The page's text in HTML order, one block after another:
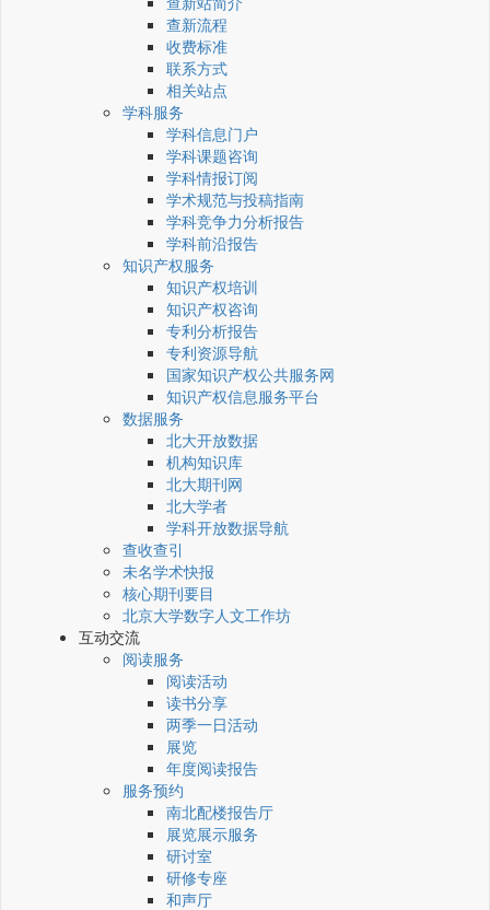
查新流程
收费标准
联系方式
相关站点
学科服务
学科信息门户
学科课题咨询
学科情报订阅
学术规范与投稿指南
学科竞争力分析报告
学科前沿报告
知识产权服务
知识产权培训
知识产权咨询
专利分析报告
专利资源导航
国家知识产权公共服务网
知识产权信息服务平台
数据服务
北大开放数据
机构知识库
北大期刊网
北大学者
学科开放数据导航
查收查引
未名学术快报
核心期刊要目
北京大学数字人文工作坊
互动交流
阅读服务
阅读活动
读书分享
两季一日活动
展览
年度阅读报告
服务预约
南北配楼报告厅
展览展示服务
研讨室
研修专座
和声厅